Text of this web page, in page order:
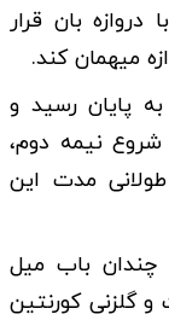
بان قرار
میهمان کند.
پایان رسید و
نیمه دوم،
مدت این
چندان باب میل
گلزنی کورنتین